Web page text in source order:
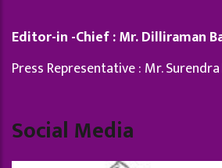
Editor-in -Chief : Mr. Dilliraman
Press Representative : Mr.
Social Media